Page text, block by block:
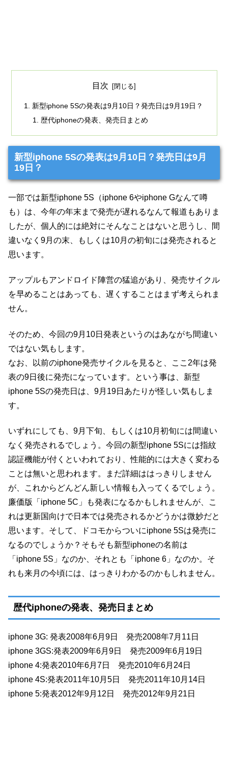
目次
新型iphone 5Sの発表は9月10日？発売日は9月19日？
歴代iphoneの発表、発売日まとめ
新型iphone 5Sの発表は9月10日？発売日は9月
19日？
一部では新型iphone 5S（iphone 6やiphone Gなんて噂
も）は、今年の年末まで発売が遅れるなんて報道もありま
したが、個人的には絶対にそんなことはないと思うし、間
違いなく9月の末、もしくは10月の初旬には発売されると
思います。
アップルもアンドロイド陣営の猛追があり、発売サイクル
を早めることはあっても、遅くすることはまず考えられま
せん。
そのため、今回の9月10日発表というのはあながち間違い
ではない気もします。
なお、以前のiphone発売サイクルを見ると、ここ2年は発
表の9日後に発売になっています。という事は、新型
iphone 5Sの発売日は、9月19日あたりが怪しい気もしま
す。
いずれにしても、9月下旬、もしくは10月初旬には間違い
なく発売されるでしょう。今回の新型iphone 5Sには指紋
認証機能が付くといわれており、性能的には大きく変わる
ことは無いと思われます。まだ詳細ははっきりしません
が、これからどんどん新しい情報も入ってくるでしょう。
廉価版「iphone 5C」も発表になるかもしれませんが、こ
れは更新国向けで日本では発売されるかどうかは微妙だと
思います。そして、ドコモからついにiphone 5Sは発売に
なるのでしょうか？そもそも新型iphoneの名前は
「iphone 5S」なのか、それとも「iphone 6」なのか。そ
れも来月の今頃には、はっきりわかるのかもしれません。
歴代iphoneの発表、発売日まとめ
iphone 3G: 発表2008年6月9日 発売2008年7月11日
iphone 3GS:発表2009年6月9日 発売2009年6月19日
iphone 4:発表2010年6月7日 発売2010年6月24日
iphone 4S:発表2011年10月5日 発売2011年10月14日
iphone 5:発表2012年9月12日 発売2012年9月21日